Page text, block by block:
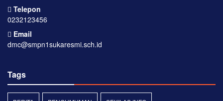
Telepon
0232123456
Email
dmc@smpn1sukaresmi.sch.id
Tags